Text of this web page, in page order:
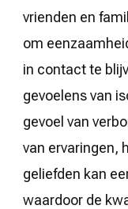
vrienden en
om
in contact te
gevoelens van
gevoel van
van ervaringen,
geliefden kan
waardoor de